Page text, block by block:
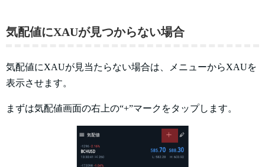
気配値にXAUが見つからない場合
気配値にXAUが見当たらない場合は、メニューからXAUを
表示させます。
まずは気配値画面の右上の“+”マークをタップします。